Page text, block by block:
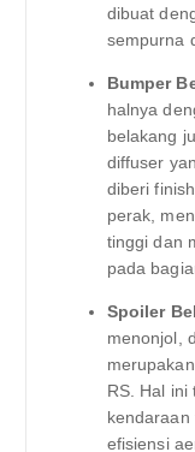
dibuat
sempurna
Bumper
halnya
belakang
diffuser
diberi
perak,
tinggi dan
pada
Spoiler
menonjol,
RS. Hal ini
efisiensi